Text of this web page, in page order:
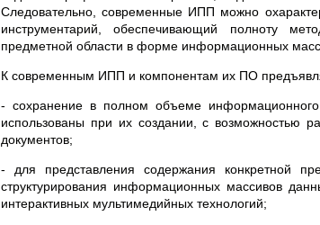
Следовательно, современные ИПП можно
инструментарий, обеспечивающий полноту
предметной области в форме информационных
К современным ИПП и компонентам их ПО
- сохранение в полном объеме
использованы при их создании, с возможностью
документов;
- для представления содержания конкретной
структурирования информационных массивов
интерактивных мультимедийных технологий;